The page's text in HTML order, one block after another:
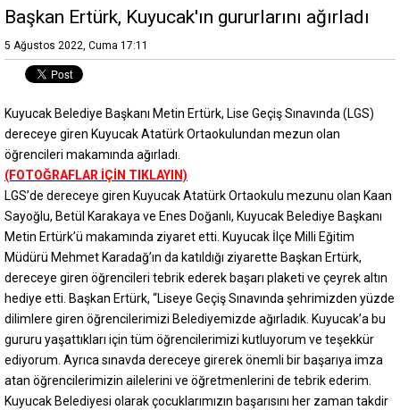
Başkan Ertürk, Kuyucak'ın gururlarını ağırladı
5 Ağustos 2022, Cuma 17:11
Kuyucak Belediye Başkanı Metin Ertürk, Lise Geçiş Sınavında (LGS)
dereceye giren Kuyucak Atatürk Ortaokulundan mezun olan
öğrencileri makamında ağırladı.
(FOTOĞRAFLAR İÇİN TIKLAYIN)
LGS’de dereceye giren Kuyucak Atatürk Ortaokulu mezunu olan Kaan
Sayoğlu, Betül Karakaya ve Enes Doğanlı, Kuyucak Belediye Başkanı
Metin Ertürk’ü makamında ziyaret etti. Kuyucak İlçe Milli Eğitim
Müdürü Mehmet Karadağ’ın da katıldığı ziyarette Başkan Ertürk,
dereceye giren öğrencileri tebrik ederek başarı plaketi ve çeyrek altın
hediye etti. Başkan Ertürk, “Liseye Geçiş Sınavında şehrimizden yüzde
dilimlere giren öğrencilerimizi Belediyemizde ağırladık. Kuyucak’a bu
gururu yaşattıkları için tüm öğrencilerimizi kutluyorum ve teşekkür
ediyorum. Ayrıca sınavda dereceye girerek önemli bir başarıya imza
atan öğrencilerimizin ailelerini ve öğretmenlerini de tebrik ederim.
Kuyucak Belediyesi olarak çocuklarımızın başarısını her zaman takdir